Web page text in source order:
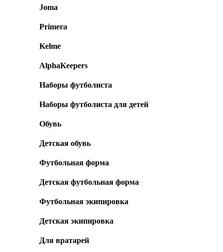
Joma
Primera
Kelme
AlphaKeepers
Наборы футболиста
Наборы футболиста для детей
Обувь
Детская обувь
Футбольная форма
Детская футбольная форма
Футбольная экипировка
Детская экипировка
Для вратарей